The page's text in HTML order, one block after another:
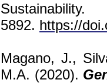
5892. https://
Magano, J.,
M.A. (2020).